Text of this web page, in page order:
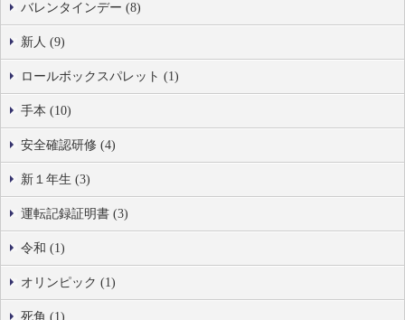
バレンタインデー (8)
新人 (9)
ロールボックスパレット (1)
手本 (10)
安全確認研修 (4)
新１年生 (3)
運転記録証明書 (3)
令和 (1)
オリンピック (1)
死角 (1)